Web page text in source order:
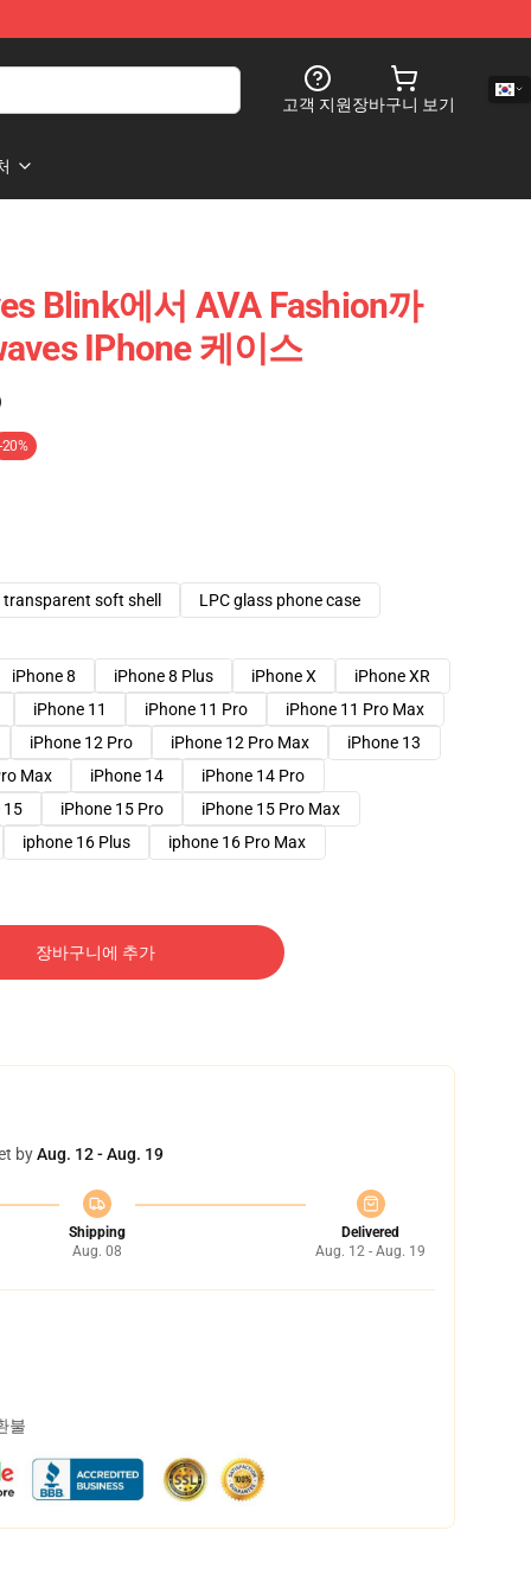
고객 지원장바구니 보기
Blink에서 AVA Fashion까
IPhone 케이스
-20%
transparent soft shell
LPC glass phone case
iPhone 8 iPhone 8 Plus iPhone X
iPhone XR
iPhone 11 iPhone 11 Pro
iPhone 11 Pro Max
iPhone 12 Pro iPhone 12 Pro Max
iPhone 13
Max iPhone 14
iPhone 14 Pro
15 iPhone 15 Pro
iPhone 15 Pro Max
iphone 16 Plus iphone 16 Pro Max
장바구니에 추가
byAug. 12 - Aug. 19
Shipping
Aug. 08
Delivered
Aug. 12 - Aug. 19
불